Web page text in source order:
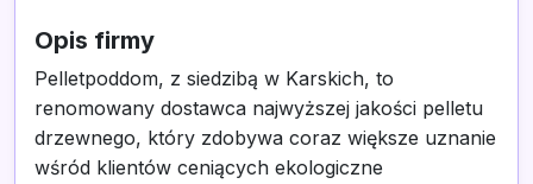
Opis firmy
Pelletpoddom, z siedzibą w Karskich, to
renomowany dostawca najwyższej jakości pelletu
drzewnego, który zdobywa coraz większe uznanie
wśród klientów ceniących ekologiczne